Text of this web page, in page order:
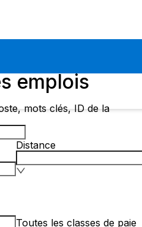
emplois
mots clés, ID de la
Distance
Toutes les classes de paie